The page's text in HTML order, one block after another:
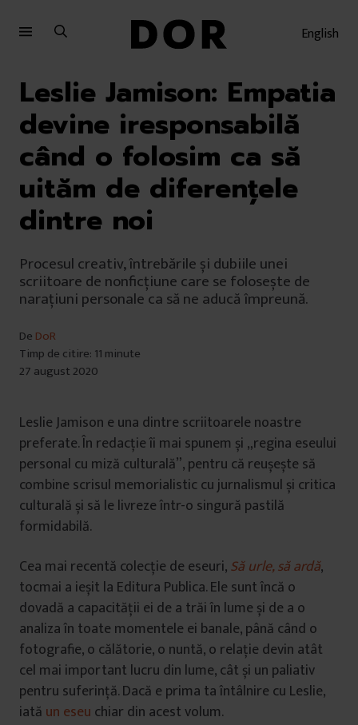
English
Leslie Jamison: Empatia
devine iresponsabilă
când o folosim ca să
uităm de diferențele
dintre noi
Procesul creativ, întrebările și dubiile unei
scriitoare de nonficțiune care se folosește de
narațiuni personale ca să ne aducă împreună.
De DoR
Timp de citire: 11 minute
27 august 2020
Leslie Jamison e una dintre scriitoarele noastre
preferate. În redacție îi mai spunem și „regina eseului
personal cu miză culturală”, pentru că reușește să
combine scrisul memorialistic cu jurnalismul și critica
culturală și să le livreze într-o singură pastilă
formidabilă.
Cea mai recentă colecție de eseuri,Să urle, să ardă,
tocmai a ieșit la Editura Publica. Ele sunt încă o
dovadă a capacității ei de a trăi în lume și de a o
analiza în toate momentele ei banale, până când o
fotografie, o călătorie, o nuntă, o relație devin atât
cel mai important lucru din lume, cât și un paliativ
pentru suferință. Dacă e prima ta întâlnire cu Leslie,
iată un eseu chiar din acest volum.